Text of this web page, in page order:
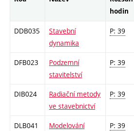
hodin
DDB035
Stavební
dynamika
P: 39
DFB023
Podzemní
stavitelství
P: 39
DIB024
Radiační metody
ve stavebnictví
P: 39
DLB041
Modelování
P: 39